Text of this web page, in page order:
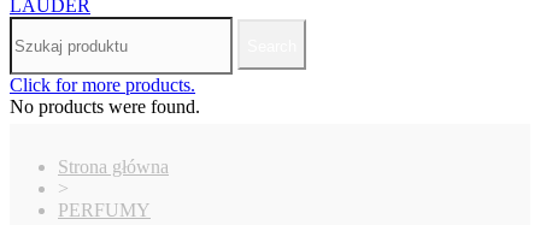
Click for more products.
No products were found.
Strona główna
>
PERFUMY